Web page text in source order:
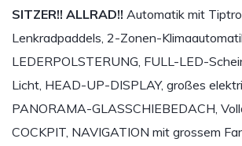
SITZER!! ALLRAD!! Automatik mit
Lenkradpaddels, 2-Zonen-
LEDERPOLSTERUNG, FULL-LED-
Licht, HEAD-UP-DISPLAY, großes
PANORAMA-GLASSCHIEBEDACH,
COCKPIT, NAVIGATION mit grossem